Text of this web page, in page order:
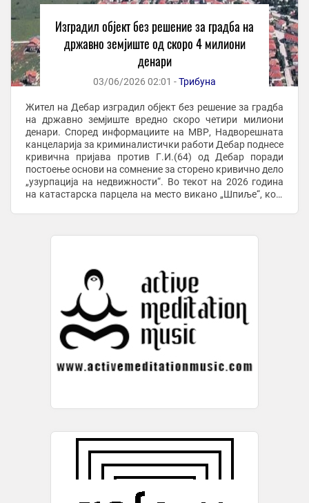
Изградил објект без решение за градба на
државно земјиште од скоро 4 милиони
денари
03/06/2026 02:01 -Трибуна
Жител на Дебар изградил објект без решение за градба
на државно земјиште вредно скоро четири милиони
денари. Според информациите на МВР, Надворешната
канцеларија за криминалистички работи Дебар поднесе
кривична пријава против Г.И.(64) од Дебар поради
постоење основи на сомнение за сторено кривично дело
„узурпација на недвижности“. Во текот на 2026 година
на катастарска парцела на место викано „Шпиље“, која